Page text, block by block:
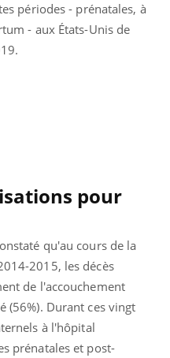
périodes - prénatales, à
- aux États-Unis de
pour
qu'au cours de la
2015, les décès
de l'accouchement
(56%). Durant ces vingt
à l'hôpital
prénatales et post-